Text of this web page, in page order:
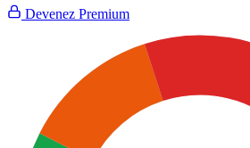
Devenez Premium